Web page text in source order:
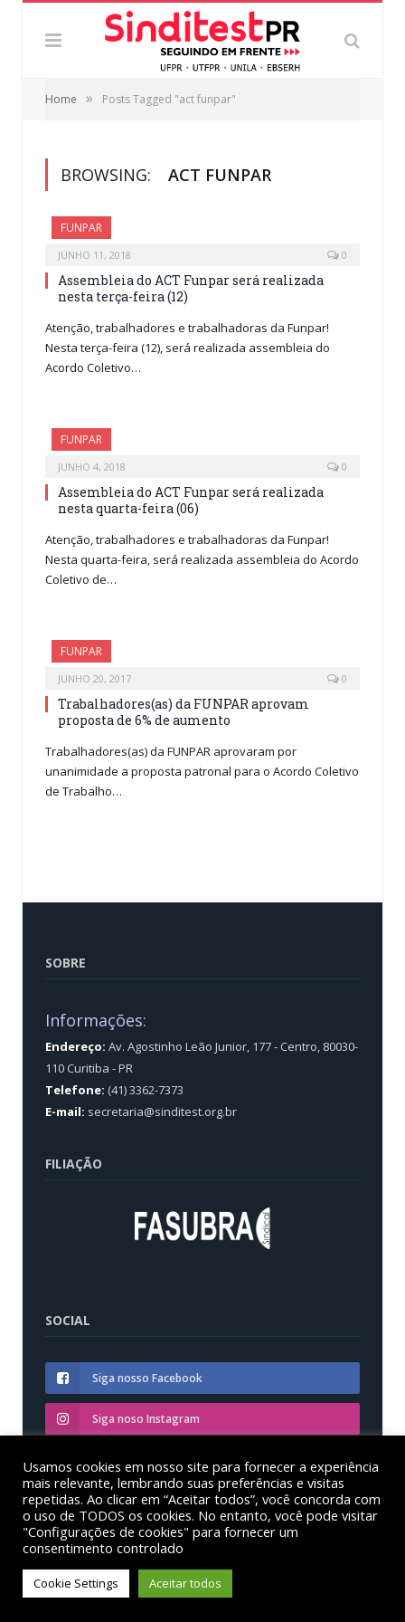
Home » Posts Tagged "act funpar"
BROWSING: ACT FUNPAR
FUNPAR
JUNHO 11, 2018 0
Assembleia do ACT Funpar será realizada
nesta terça-feira (12)
Atenção, trabalhadores e trabalhadoras da Funpar!
Nesta terça-feira (12), será realizada assembleia do
Acordo Coletivo…
FUNPAR
JUNHO 4, 2018 0
Assembleia do ACT Funpar será realizada
nesta quarta-feira (06)
Atenção, trabalhadores e trabalhadoras da Funpar!
Nesta quarta-feira, será realizada assembleia do Acordo
Coletivo de…
FUNPAR
JUNHO 20, 2017 0
Trabalhadores(as) da FUNPAR aprovam
proposta de 6% de aumento
Trabalhadores(as) da FUNPAR aprovaram por
unanimidade a proposta patronal para o Acordo Coletivo
de Trabalho…
SOBRE
Informações:
Endereço: Av. Agostinho Leão Junior, 177 - Centro, 80030-
110 Curitiba - PR
Telefone: (41) 3362-7373
E-mail: secretaria@sinditest.org.br
FILIAÇÃO
SOCIAL
Siga nosso Facebook
Siga noso Instagram
Siga nosso YouTube
© Sinditest – Sindicato dos trabalhadores em educação
das instituições federais de ensino superior no estado
do Paraná
Usamos cookies em nosso site para fornecer a experiência
mais relevante, lembrando suas preferências e visitas
repetidas. Ao clicar em “Aceitar todos”, você concorda com
o uso de TODOS os cookies. No entanto, você pode visitar
"Configurações de cookies" para fornecer um
consentimento controlado
Cookie Settings Aceitar todos